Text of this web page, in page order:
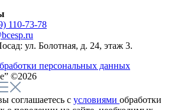
110-73-78
ул. Болотная, д. 24, этаж 3.
персональных данных
©2026
соглашаетесь с условиями обработки